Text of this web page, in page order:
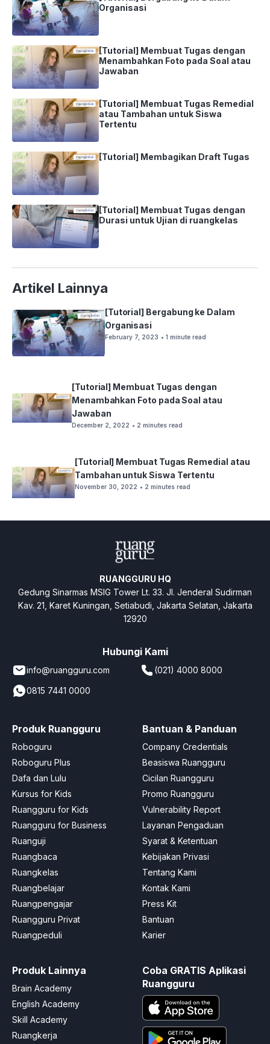
Organisasi
[Tutorial] Membuat Tugas dengan
Menambahkan Foto pada Soal atau
Jawaban
[Tutorial] Membuat Tugas Remedial
atau Tambahan untuk Siswa
Tertentu
[Tutorial] Membagikan Draft Tugas
[Tutorial] Membuat Tugas dengan
Durasi untuk Ujian di ruangkelas
Artikel Lainnya
[Tutorial] Bergabung ke Dalam
Organisasi
February 7, 2023 • 1 minute read
[Tutorial] Membuat Tugas dengan
Menambahkan Foto pada Soal atau
Jawaban
December 2, 2022 • 2 minutes read
[Tutorial] Membuat Tugas Remedial atau
Tambahan untuk Siswa Tertentu
November 30, 2022 • 2 minutes read
RUANGGURU HQ
Gedung Sinarmas MSIG Tower Lt. 33. Jl. Jenderal Sudirman
Kav. 21, Karet Kuningan, Setiabudi, Jakarta Selatan, Jakarta
12920
Hubungi Kami
info@ruangguru.com
(021) 4000 8000
0815 7441 0000
Produk Ruangguru
Roboguru
Roboguru Plus
Dafa dan Lulu
Kursus for Kids
Ruangguru for Kids
Ruangguru for Business
Ruanguji
Ruangbaca
Ruangkelas
Ruangbelajar
Ruangpengajar
Ruangguru Privat
Ruangpeduli
Bantuan & Panduan
Company Credentials
Beasiswa Ruangguru
Cicilan Ruangguru
Promo Ruangguru
Vulnerability Report
Layanan Pengaduan
Syarat & Ketentuan
Kebijakan Privasi
Tentang Kami
Kontak Kami
Press Kit
Bantuan
Karier
Produk Lainnya
Brain Academy
English Academy
Skill Academy
Ruangkerja
Coba GRATIS Aplikasi
Ruangguru